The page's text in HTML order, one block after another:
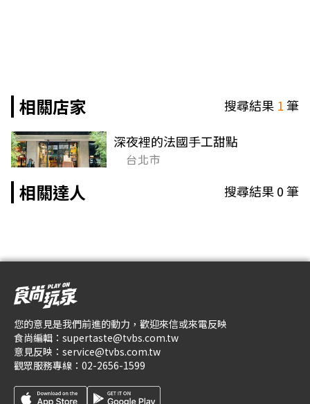
相關店家 搜尋結果 1筆
深夜裡的法國手工甜點
台北市
相關達人 搜尋結果0筆
您的意見是我們前進的動力，歡迎來信或來電反映
食尚編輯： supertaste@tvbs.com.tw
意見反映： service@tvbs.com.tw
觀眾服務專線： 02-2656-1599